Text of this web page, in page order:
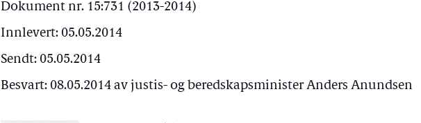
Dokument nr. 15:731 (2013-2014)
Innlevert: 05.05.2014
Sendt: 05.05.2014
Besvart: 08.05.2014 av justis- og beredskapsminister Anders Anundsen